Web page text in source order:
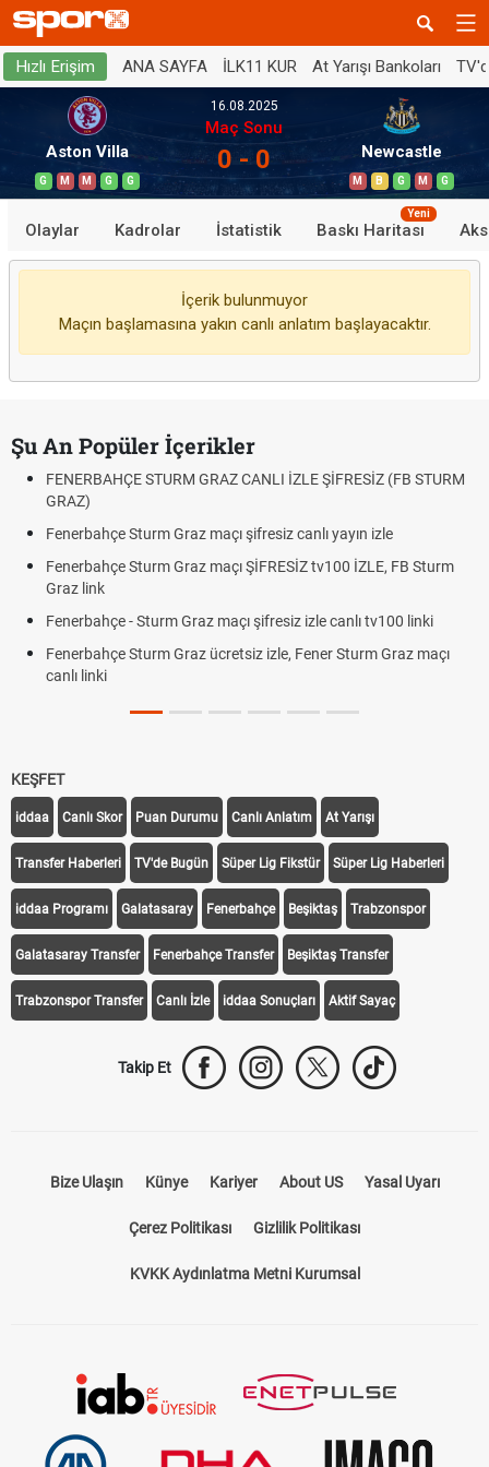
Hızlı Erişim ANA SAYFA İLK11 KUR At Yarışı Bankoları
Aston Villa
G M M G G
16.08.2025
Maç Sonu
0 - 0 Newcastle
M B G M G
Olaylar Kadrolar İstatistik Baskı Haritası
Yeni
İçerik bulunmuyor
Maçın başlamasına yakın canlı anlatım başlayacaktır.
Şu An Popüler İçerikler
FENERBAHÇE STURM GRAZ CANLI İZLE ŞİFRESİZ (FB STURM
GRAZ)
Fenerbahçe Sturm Graz maçı şifresiz canlı yayın izle
Fenerbahçe Sturm Graz maçı ŞİFRESİZ tv100 İZLE, FB Sturm
Graz link
Fenerbahçe - Sturm Graz maçı şifresiz izle canlı tv100 linki
Fenerbahçe Sturm Graz ücretsiz izle, Fener Sturm Graz maçı
canlı linki
KEŞFET
iddaa Canlı Skor Puan Durumu Canlı Anlatım At Yarışı
Transfer Haberleri TV'de Bugün Süper Lig Fikstür Süper Lig Haberleri
iddaa Programı Galatasaray Fenerbahçe Beşiktaş Trabzonspor
Galatasaray Transfer Fenerbahçe Transfer Beşiktaş Transfer
Trabzonspor Transfer Canlı İzle iddaa Sonuçları Aktif Sayaç
Takip Et
Bize Ulaşın Künye Kariyer About US Yasal Uyarı
Çerez Politikası Gizlilik Politikası
KVKK Aydınlatma Metni Kurumsal